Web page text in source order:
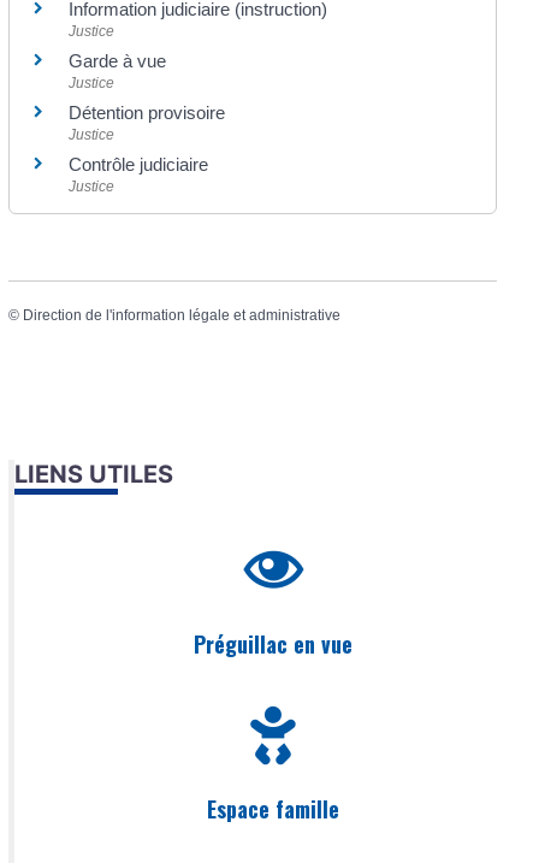
Information judiciaire (instruction)
Justice
Garde à vue
Justice
Détention provisoire
Justice
Contrôle judiciaire
Justice
© Direction de l'information légale et administrative
LIENS UTILES
Préguillac en vue
Espace famille